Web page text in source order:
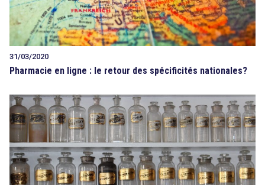
31/03/2020
Pharmacie en ligne : le retour des spécificités nationales?